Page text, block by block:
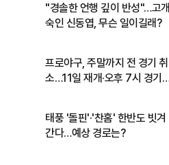
"경솔한 언행 깊이 반성"…고개
숙인 신동엽, 무슨 일이길래?
프로야구, 주말까지 전 경기 취
소…11일 재개·오후 7시 경기
태풍 '돌핀'·'찬홈' 한반도 빗겨
간다…예상 경로는?